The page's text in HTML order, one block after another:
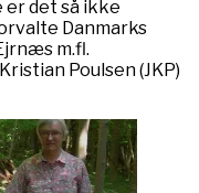
er det så ikke
Danmarks
m.fl.
Poulsen (JKP)